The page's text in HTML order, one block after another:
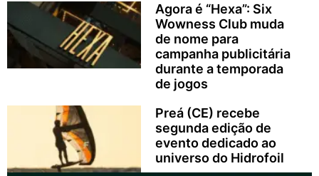
Agora é “Hexa”: Six
Wowness Club muda
de nome para
campanha publicitária
durante a temporada
de jogos
Preá (CE) recebe
segunda edição de
evento dedicado ao
universo do Hidrofoil